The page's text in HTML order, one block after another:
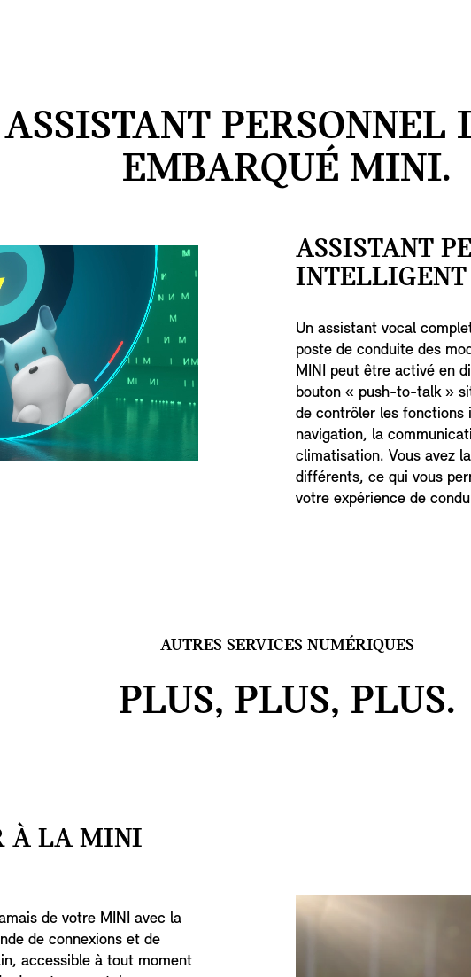
PERSONNEL
EMBARQUÉ MINI.
ASSISTANT
Un assistant vocal
poste de conduite des
MINI peut être activé en
bouton « push-to-talk »
de contrôler les fonctions
navigation, la
climatisation. Vous avez
différents, ce qui vous
votre expérience de
AUTRES SERVICES NUMÉRIQUES
PLUS, PLUS, PLUS.
À LA MINI
de votre MINI avec la
de connexions et de
accessible à tout moment